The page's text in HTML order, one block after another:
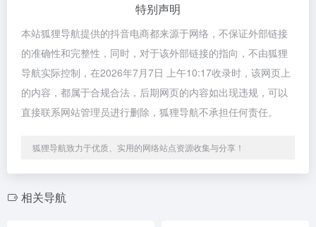
特别声明
本站狐狸导航提供的抖音电商都来源于网络，不保证外部链接
的准确性和完整性，同时，对于该外部链接的指向，不由狐狸
导航实际控制，在2026年7月7日 上午10:17收录时，该网页上
的内容，都属于合规合法，后期网页的内容如出现违规，可以
直接联系网站管理员进行删除，狐狸导航不承担任何责任。
狐狸导航致力于优质、实用的网络站点资源收集与分享！
相关导航